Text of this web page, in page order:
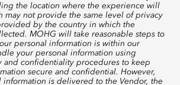
the location where the experience will
may not provide the same level of privacy
by the country in which the
MOHG will take reasonable steps to
personal information is within our
your personal information using
and confidentiality procedures to keep
secure and confidential. However,
information is delivered to the Vendor, the